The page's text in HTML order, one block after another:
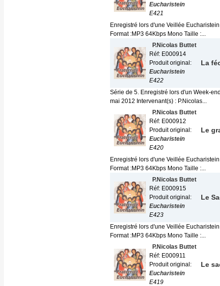
Eucharistein
E421
Enregistré lors d'une Veillée
Format :MP3 64Kbps Mono Taille :...
P.Nicolas Buttet
Réf: E000914
Produit original:
Eucharistein
E422
La
Série de 5. Enregistré lors d'un Week-
mai 2012 Intervenant(s) : P.Nicolas...
P.Nicolas Buttet
Réf: E000912
Produit original:
Eucharistein
E420
Le
Enregistré lors d'une Veillée
Format :MP3 64Kbps Mono Taille :...
P.Nicolas Buttet
Réf: E000915
Produit original:
Eucharistein
E423
Le
Enregistré lors d'une Veillée
Format :MP3 64Kbps Mono Taille :...
P.Nicolas Buttet
Réf: E000911
Produit original:
Eucharistein
E419
Le